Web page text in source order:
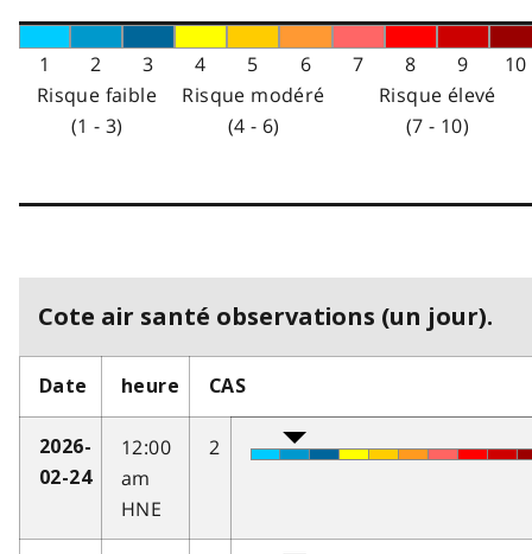
1 2 3 4 5 6 7 8 9
10
Risque faible
(1 - 3)
Risque modéré
(4 - 6)
Risque élevé
(7 - 10)
Cote air santé observations (un jour).
Date heure CAS
2026-
02-24
12:00
am
HNE
2